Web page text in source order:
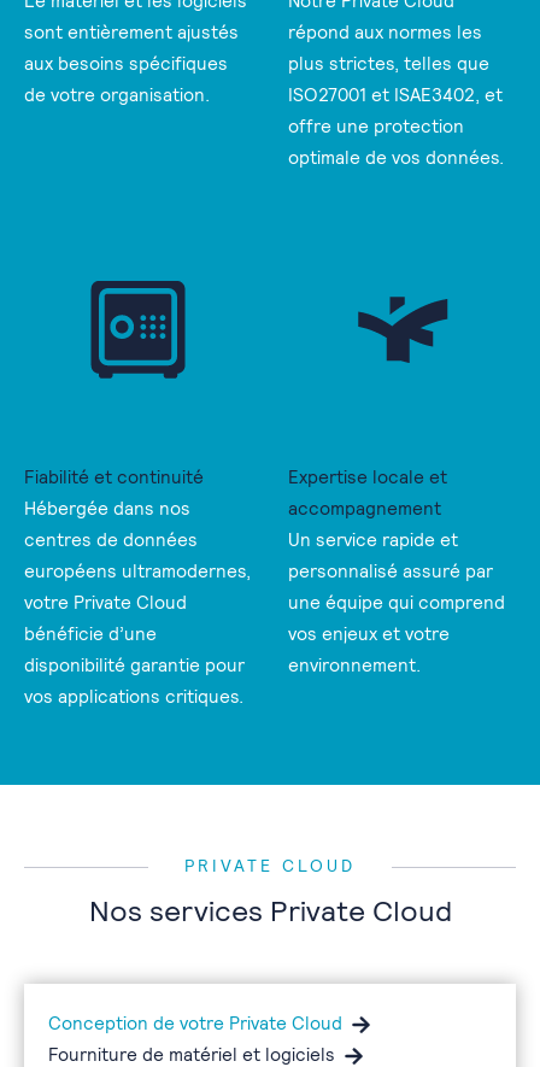
sont entièrement ajustés
aux besoins spécifiques
de votre organisation.
répond aux normes les
plus strictes, telles que
ISO27001 et ISAE3402, et
offre une protection
optimale de vos données.
Fiabilité et continuité
Hébergée dans nos
centres de données
européens ultramodernes,
votre Private Cloud
bénéficie d’une
disponibilité garantie pour
vos applications critiques.
Expertise locale et
accompagnement
Un service rapide et
personnalisé assuré par
une équipe qui comprend
vos enjeux et votre
environnement.
PRIVATE CLOUD
Nos services Private Cloud
Conception de votre Private Cloud
Fourniture de matériel et logiciels